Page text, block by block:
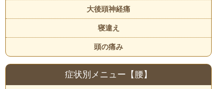
大後頭神経痛
寝違え
頭の痛み
症状別メニュー【腰】